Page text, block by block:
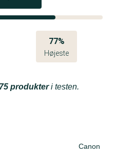
77%
Højeste
produkteri testen.
Canon